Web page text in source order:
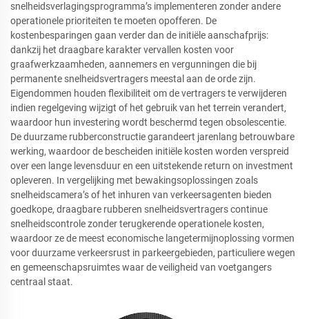
snelheidsverlagingsprogramma’s implementeren zonder andere
operationele prioriteiten te moeten opofferen. De
kostenbesparingen gaan verder dan de initiële aanschafprijs:
dankzij het draagbare karakter vervallen kosten voor
graafwerkzaamheden, aannemers en vergunningen die bij
permanente snelheidsvertragers meestal aan de orde zijn.
Eigendommen houden flexibiliteit om de vertragers te verwijderen
indien regelgeving wijzigt of het gebruik van het terrein verandert,
waardoor hun investering wordt beschermd tegen obsolescentie.
De duurzame rubberconstructie garandeert jarenlang betrouwbare
werking, waardoor de bescheiden initiële kosten worden verspreid
over een lange levensduur en een uitstekende return on investment
opleveren. In vergelijking met bewakingsoplossingen zoals
snelheidscamera’s of het inhuren van verkeersagenten bieden
goedkope, draagbare rubberen snelheidsvertragers continue
snelheidscontrole zonder terugkerende operationele kosten,
waardoor ze de meest economische langetermijnoplossing vormen
voor duurzame verkeersrust in parkeergebieden, particuliere wegen
en gemeenschapsruimtes waar de veiligheid van voetgangers
centraal staat.